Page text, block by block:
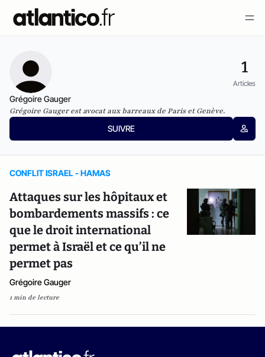
1
Articles
Grégoire Gauger
Grégoire Gauger est avocat aux barreaux de Paris et Genève.
SUIVRE
CONFLIT ISRAEL - HAMAS
Attaques sur les hôpitaux et
bombardements massifs : ce
que le droit international
permet à Israël et ce qu’il ne
permet pas
Grégoire Gauger
1 min de lecture